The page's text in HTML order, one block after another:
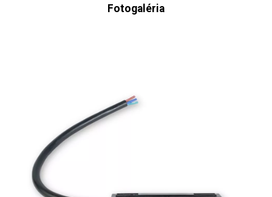
Fotogaléria